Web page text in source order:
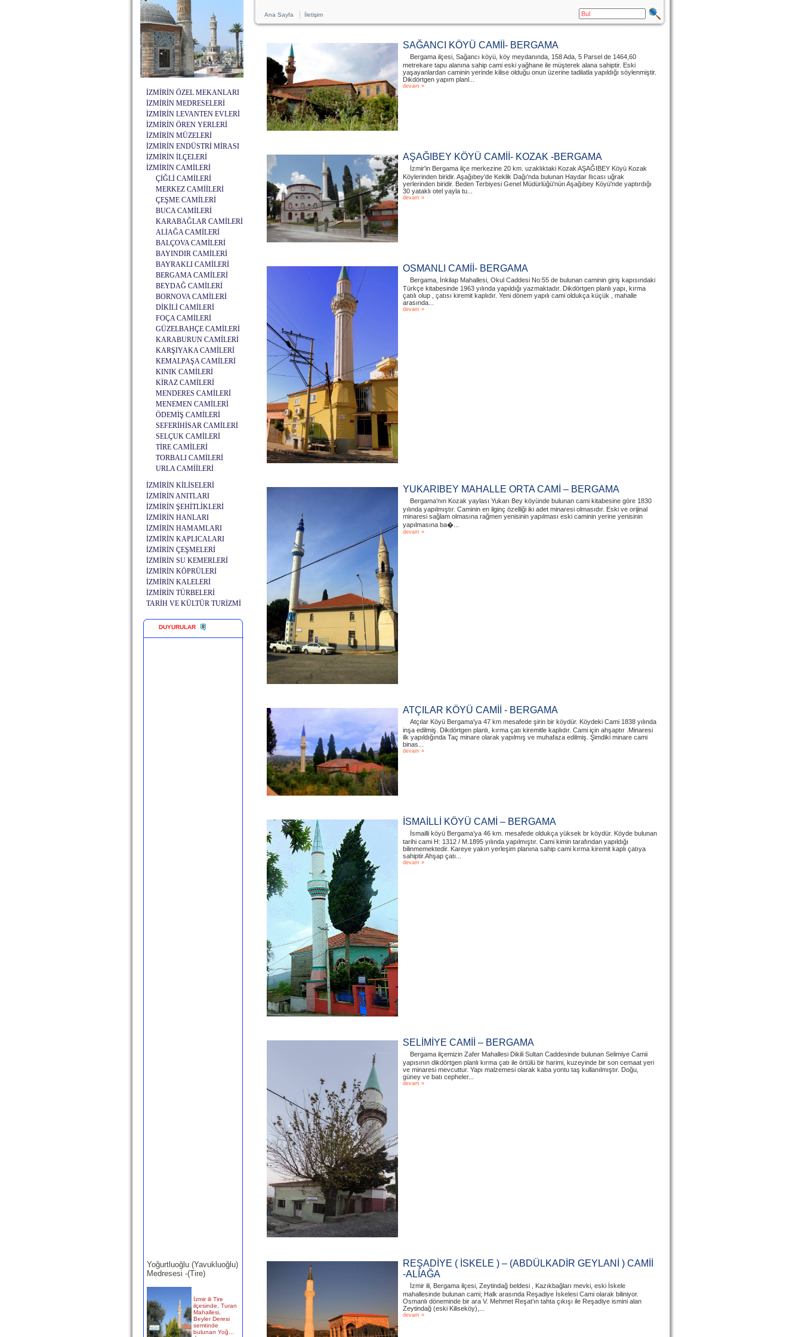
İZMİRİN ÖZEL MEKANLARI
İZMİRİN MEDRESELERİ
İZMİRİN LEVANTEN EVLERİ
İZMİRİN ÖREN YERLERİ
İZMİRİN MÜZELERİ
İZMİRİN ENDÜSTRİ MİRASI
İZMİRİN İLÇELERİ
İZMİRİN CAMİLERİ
ÇİĞLİ CAMİLERİ
MERKEZ CAMİİLERİ
ÇEŞME CAMİLERİ
BUCA CAMİLERİ
KARABAĞLAR CAMİLERİ
ALİAĞA CAMİLERİ
BALÇOVA CAMİLERİ
BAYINDIR CAMİLERİ
BAYRAKLI CAMİLERİ
BERGAMA CAMİLERİ
BEYDAĞ CAMİLERİ
BORNOVA CAMİLERİ
DİKİLİ CAMİLERİ
FOÇA CAMİLERİ
GÜZELBAHÇE CAMİLERİ
KARABURUN CAMİLERİ
KARŞIYAKA CAMİLERİ
KEMALPAŞA CAMİLERİ
KINIK CAMİLERİ
KİRAZ CAMİLERİ
MENDERES CAMİLERİ
MENEMEN CAMİLERİ
ÖDEMİŞ CAMİLERİ
SEFERİHİSAR CAMİLERİ
SELÇUK CAMİLERİ
TİRE CAMİLERİ
TORBALI CAMİLERİ
URLA CAMİİLERİ
İZMİRİN KİLİSELERİ
İZMİRİN ANITLARI
İZMİRİN ŞEHİTLİKLERİ
İZMİRİN HANLARI
İZMİRİN HAMAMLARI
İZMİRİN KAPLICALARI
İZMİRİN ÇEŞMELERİ
İZMİRİN SU KEMERLERİ
İZMİRİN KÖPRÜLERİ
İZMİRİN KALELERİ
İZMİRİN TÜRBELERİ
TARİH VE KÜLTÜR TURİZMİ
DUYURULAR
Medresesi -(Tire)
ilçesinde, Turan
Mahallesi,
Beyler Deresi
semtinde
bulunan Yoğ...
devam »
Ana Sayfa| İletişim
SAĞANCI KÖYÜ CAMİİ- BERGAMA
Bergama ilçesi, Sağancı köyü, köy meydanında, 158 Ada, 5 Parsel de 1464,60
metrekare tapu alanına sahip cami eski yağhane ile müşterek alana sahiptir. Eski
yaşayanlardan caminin yerinde kilise olduğu onun üzerine tadilatla yapıldığı söylenmiştir.
Dikdörtgen yapım planl...
devam »
AŞAĞIBEY KÖYÜ CAMİİ- KOZAK -BERGAMA
İzmir'in Bergama ilçe merkezine 20 km. uzaklıktaki Kozak AŞAĞIBEY Köyü Kozak
Köylerinden biridir. Aşağıbey’de Keklik Dağı'nda bulunan Haydar Ilıcası uğrak
yerlerinden biridir. Beden Terbiyesi Genel Müdürlüğü'nün Aşağıbey Köyü'nde yaptırdığı
30 yataklı otel yayla tu...
devam »
OSMANLI CAMİİ- BERGAMA
Bergama, İnkilap Mahallesi, Okul Caddesi No:55 de bulunan caminin giriş kapısındaki
Türkçe kitabesinde 1963 yılında yapıldığı yazmaktadır. Dikdörtgen planlı yapı, kırma
çatılı olup , çatısı kiremit kaplıdır. Yeni dönem yapılı cami oldukça küçük , mahalle
arasında...
devam »
YUKARIBEY MAHALLE ORTA CAMİ – BERGAMA
Bergama’nın Kozak yaylası Yukarı Bey köyünde bulunan cami kitabesine göre 1830
yılında yapılmıştır. Caminin en ilginç özelliği iki adet minaresi olmasıdır. Eski ve orijinal
minaresi sağlam olmasına rağmen yenisinin yapılması eski caminin yerine yenisinin
yapılmasına ba�...
devam »
ATÇILAR KÖYÜ CAMİİ - BERGAMA
Atçılar Köyü Bergama'ya 47 km mesafede şirin bir köydür. Köydeki Cami 1838 yılında
inşa edilmiş. Dikdörtgen planlı, kırma çatı kiremitle kaplıdır. Cami için ahşaptır .Minaresi
ilk yapıldığında Taç minare olarak yapılmış ve muhafaza edilmiş. Şimdiki minare cami
binas...
devam »
İSMAİLLİ KÖYÜ CAMİ – BERGAMA
İsmailli köyü Bergama’ya 46 km. mesafede oldukça yüksek br köydür. Köyde bulunan
tarihi cami H: 1312 / M.1895 yılında yapılmıştır. Cami kimin tarafından yapıldığı
bilinmemektedir. Kareye yakın yerleşim planına sahip cami kırma kiremit kaplı çatıya
sahiptir.Ahşap çatı...
devam »
SELİMİYE CAMİİ – BERGAMA
Bergama ilçemizin Zafer Mahallesi Dikili Sultan Caddesinde bulunan Selimiye Camii
yapısının dikdörtgen planlı kırma çatı ile örtülü bir harimi, kuzeyinde bir son cemaat yeri
ve minaresi mevcuttur. Yapı malzemesi olarak kaba yontu taş kullanılmıştır. Doğu,
güney ve batı cepheler...
devam »
REŞADİYE ( İSKELE ) – (ABDÜLKADİR GEYLANİ ) CAMİİ
-ALİAĞA
İzmir ili, Bergama ilçesi, Zeytindağ beldesi , Kazıkbağları mevki, eski İskele
mahallesinde bulunan cami; Halk arasında Reşadiye İskelesi Cami olarak biliniyor.
Osmanlı döneminde bir ara V. Mehmet Reşat’ın tahta çıkışı ile Reşadiye ismini alan
Zeytindağ (eski Kiliseköy),...
devam »